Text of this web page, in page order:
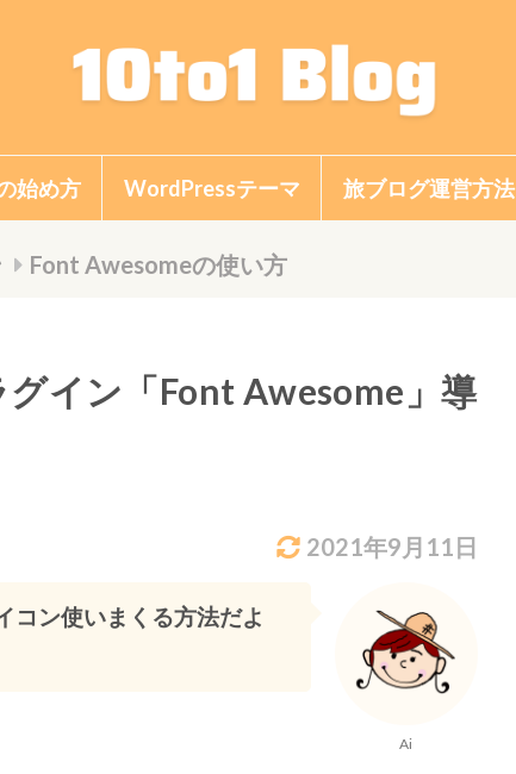
始め方 WordPressテーマ 旅ブログ運営方法
Font Awesomeの使い方
イン「Font Awesome」導
2021年9月11日
Ai
コン使いまくる方法だよ